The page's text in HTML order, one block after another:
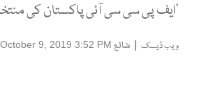
‘ایف پی سی سی آئی پاکستان کی
ویب ڈیسک | شائع October 9, 2019 3:52 PM